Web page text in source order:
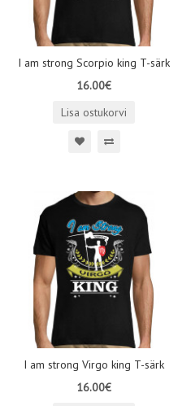
I am strong Scorpio king T-särk
16.00€
Lisa ostukorvi
I am strong Virgo king T-särk
16.00€